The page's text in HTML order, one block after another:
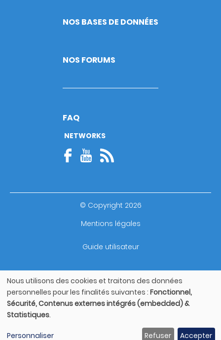
NOS BASES DE DONNÉES
NOS FORUMS
FAQ
NETWORKS
© Copyright 2026
Mentions légales
Guide utilisateur
Utilisation
des
données
personnelles
et
Nous utilisons des cookies et traitons des données
personnelles pour les finalités suivantes : Fonctionnel,
Sécurité, Contenus externes intégrés (embedded) &
Statistiques.
Personnaliser Refuser Accepter